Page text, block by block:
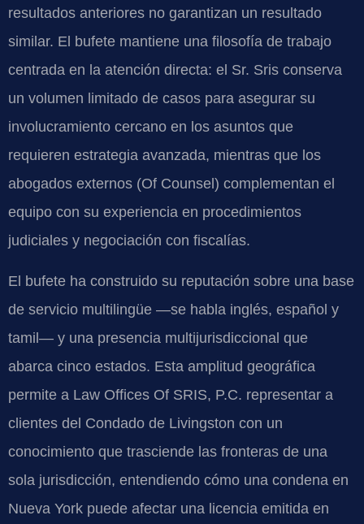
resultados anteriores no garantizan un resultado
similar. El bufete mantiene una filosofía de trabajo
centrada en la atención directa: el Sr. Sris conserva
un volumen limitado de casos para asegurar su
involucramiento cercano en los asuntos que
requieren estrategia avanzada, mientras que los
abogados externos (Of Counsel) complementan el
equipo con su experiencia en procedimientos
judiciales y negociación con fiscalías.
El bufete ha construido su reputación sobre una base
de servicio multilingüe —se habla inglés, español y
tamil— y una presencia multijurisdiccional que
abarca cinco estados. Esta amplitud geográfica
permite a Law Offices Of SRIS, P.C. representar a
clientes del Condado de Livingston con un
conocimiento que trasciende las fronteras de una
sola jurisdicción, entendiendo cómo una condena en
Nueva York puede afectar una licencia emitida en